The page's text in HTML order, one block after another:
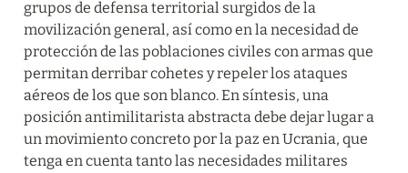
grupos de defensa territorial surgidos de la
movilización general, así como en la necesidad de
protección de las poblaciones civiles con armas que
permitan derribar cohetes y repeler los ataques
aéreos de los que son blanco. En síntesis, una
posición antimilitarista abstracta debe dejar lugar a
un movimiento concreto por la paz en Ucrania, que
tenga en cuenta tanto las necesidades militares